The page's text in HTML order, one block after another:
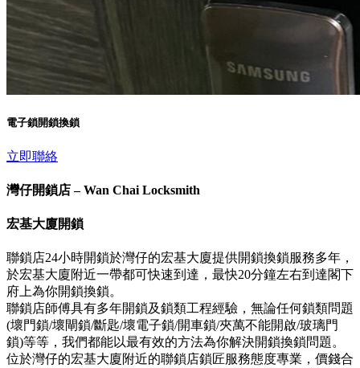
電子鎖開鎖換鎖
立即聯絡
灣仔開鎖店 – Wan Chai Locksmith
宏基大廈開鎖
聯鎖店24小時開鎖於灣仔的宏基大廈提供開鎖換鎖服務多年，
於宏基大廈附近一帶都可快速到達，最快20分鐘左右到達閣下
府上為你開鎖換鎖。
聯鎖店師傅具有多年開鎖及鎖類工程經驗，無論任何鎖類問題
(壞門鎖/壞閘鎖/斷匙/壞電子鎖/開車鎖/夾萬不能開啟/玻璃門
鎖)等等，我們都能以最有效的方法為你解決開鎖換鎖問題。
位於灣仔的宏基大廈附近的聯鎖店鎖匠服務態度專業，價錢合